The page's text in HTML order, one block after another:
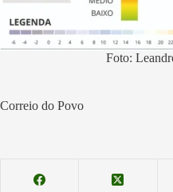
Foto:
Correio do Povo